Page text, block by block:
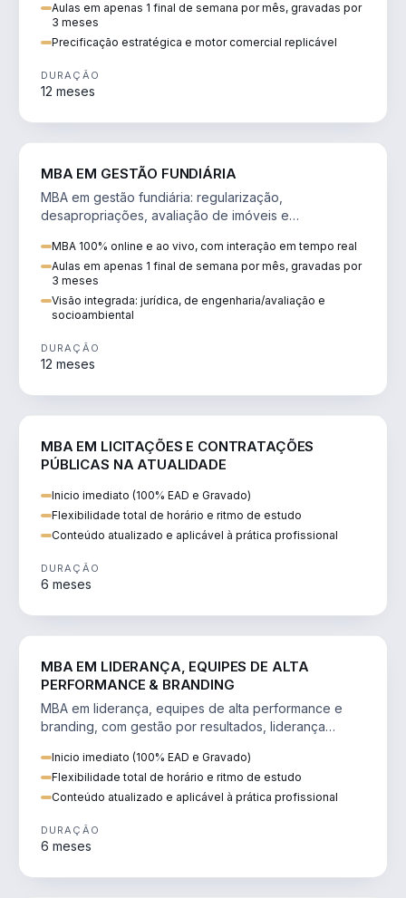
Aulas em apenas 1 final de semana por mês, gravadas por
3 meses
Precificação estratégica e motor comercial replicável
DURAÇÃO
12 meses
MBA EM GESTÃO FUNDIÁRIA
MBA em gestão fundiária: regularização,
desapropriações, avaliação de imóveis e
MBA 100% online e ao vivo, com interação em tempo real
Aulas em apenas 1 final de semana por mês, gravadas por
3 meses
Visão integrada: jurídica, de engenharia/avaliação e
socioambiental
DURAÇÃO
12 meses
MBA EM LICITAÇÕES E CONTRATAÇÕES
PÚBLICAS NA ATUALIDADE
Inicio imediato (100% EAD e Gravado)
Flexibilidade total de horário e ritmo de estudo
Conteúdo atualizado e aplicável à prática profissional
DURAÇÃO
6 meses
MBA EM LIDERANÇA, EQUIPES DE ALTA
PERFORMANCE & BRANDING
MBA em liderança, equipes de alta performance e
branding, com gestão por resultados, liderança
Inicio imediato (100% EAD e Gravado)
Flexibilidade total de horário e ritmo de estudo
Conteúdo atualizado e aplicável à prática profissional
DURAÇÃO
6 meses